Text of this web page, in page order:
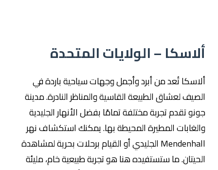
ألاسكا – الولايات المتحدة
ألاسكا تُعد من أبرد وأجمل وجهات سياحية باردة في
الصيف لعشاق الطبيعة القاسية والمناظر النادرة. مدينة
جونو تقدم تجربة مختلفة تمامًا بفضل الأنهار الجليدية
والغابات المطيرة المحيطة بها. يمكنك استكشاف نهر
Mendenhall الجليدي أو القيام برحلات بحرية لمشاهدة
الحيتان. ما ستستفيده هنا هو تجربة طبيعية خام، مليئة